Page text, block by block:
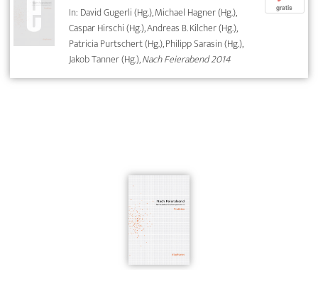
In: David Gugerli (Hg.), Michael Hagner (Hg.),
Caspar Hirschi (Hg.), Andreas B. Kilcher (Hg.),
Patricia Purtschert (Hg.), Philipp Sarasin (Hg.),
Jakob Tanner (Hg.),Nach Feierabend 2014
gratis